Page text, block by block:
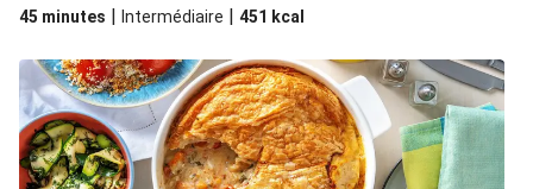
45 minutes | Intermédiaire | 451 kcal